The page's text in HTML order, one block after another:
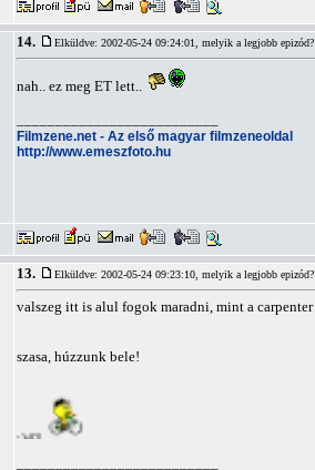
14. Elküldve: 2002-05-24 09:24:01, melyik a legjobb
nah.. ez meg ET lett..
Filmzene.net - Az első magyar filmzeneoldal
http://www.emeszfoto.hu
13. Elküldve: 2002-05-24 09:23:10, melyik a legjobb
valszeg itt is alul fogok maradni, mint a
szasa, húzzunk bele!